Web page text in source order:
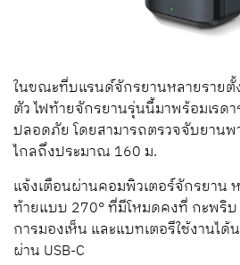
ในขณะที่บแรนด์จักรยานหลายรายตั้
ตัว ไฟท้ายจักรยานรุ่นนี้มาพร้อมเรด
ปลอดภัย โดยสามารถตรวจจับยาน
ไกลถึงประมาณ 160 ม.
แจ้งเตือนผ่านคอมพิวเตอร์จักรยาน
ท้ายแบบ 270° ที่มีโหมดคงที่ กะพริบ
การมองเห็น และแบทเตอรีใช้งานได้
ผ่าน USB-C